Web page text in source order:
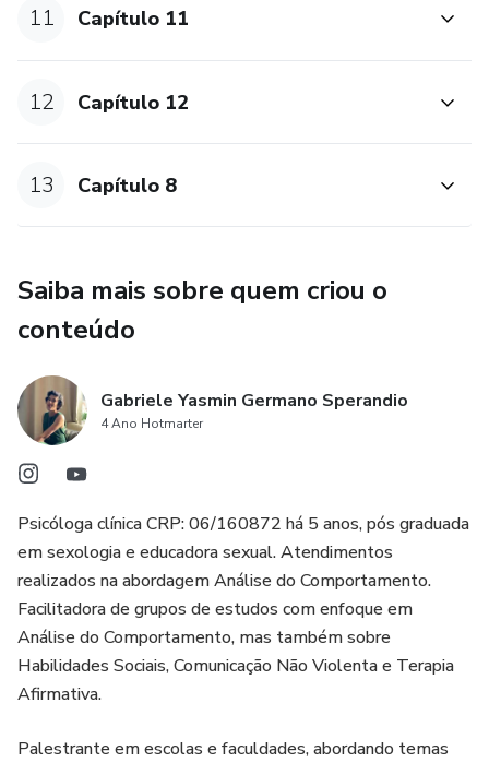
11 Capítulo 11
12 Capítulo 12
13 Capítulo 8
Saiba mais sobre quem criou o
conteúdo
Gabriele Yasmin Germano Sperandio
4 Ano Hotmarter
Psicóloga clínica CRP: 06/160872 há 5 anos, pós graduada
em sexologia e educadora sexual. Atendimentos
realizados na abordagem Análise do Comportamento.
Facilitadora de grupos de estudos com enfoque em
Análise do Comportamento, mas também sobre
Habilidades Sociais, Comunicação Não Violenta e Terapia
Afirmativa.
Palestrante em escolas e faculdades, abordando temas